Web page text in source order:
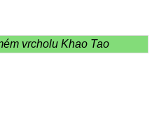
vrcholu Khao Tao